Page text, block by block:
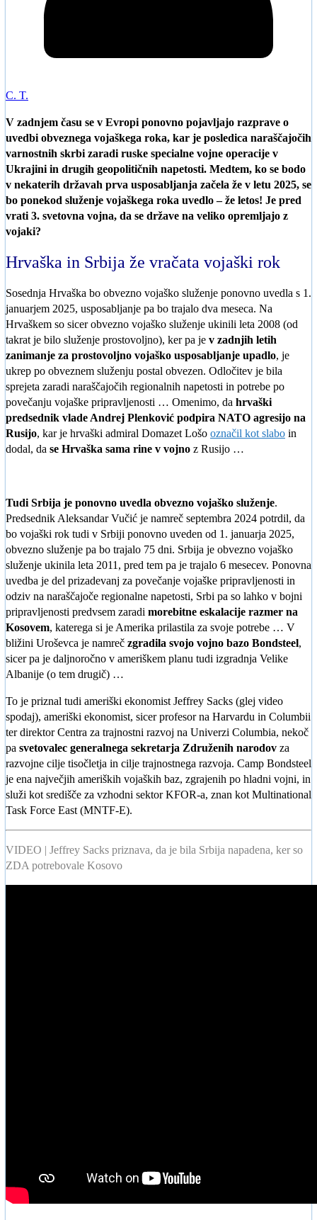
C. T.
V zadnjem času se v Evropi ponovno pojavljajo razprave o
uvedbi obveznega vojaškega roka, kar je posledica naraščajočih
varnostnih skrbi zaradi ruske specialne vojne operacije v
Ukrajini in drugih geopolitičnih napetosti. Medtem, ko se bodo
v nekaterih državah prva usposabljanja začela že v letu 2025, se
bo ponekod služenje vojaškega roka uvedlo – že letos! Je pred
vrati 3. svetovna vojna, da se države na veliko opremljajo z
vojaki?
Hrvaška in Srbija že vračata vojaški rok
Sosednja Hrvaška bo obvezno vojaško služenje ponovno uvedla s 1.
januarjem 2025, usposabljanje pa bo trajalo dva meseca. Na
Hrvaškem so sicer obvezno vojaško služenje ukinili leta 2008 (od
takrat je bilo služenje prostovoljno), ker pa je v zadnjih letih
zanimanje za prostovoljno vojaško usposabljanje upadlo, je
ukrep po obveznem služenju postal obvezen. Odločitev je bila
sprejeta zaradi naraščajočih regionalnih napetosti in potrebe po
povečanju vojaške pripravljenosti … Omenimo, da hrvaški
predsednik vlade Andrej Plenković podpira NATO agresijo na
Rusijo, kar je hrvaški admiral Domazet Lošo označil kot slabo in
dodal, da se Hrvaška sama rine v vojno z Rusijo …
Tudi Srbija je ponovno uvedla obvezno vojaško služenje.
Predsednik Aleksandar Vučić je namreč septembra 2024 potrdil, da
bo vojaški rok tudi v Srbiji ponovno uveden od 1. januarja 2025,
obvezno služenje pa bo trajalo 75 dni. Srbija je obvezno vojaško
služenje ukinila leta 2011, pred tem pa je trajalo 6 mesecev. Ponovna
uvedba je del prizadevanj za povečanje vojaške pripravljenosti in
odziv na naraščajoče regionalne napetosti, Srbi pa so lahko v bojni
pripravljenosti predvsem zaradi morebitne eskalacije razmer na
Kosovem, katerega si je Amerika prilastila za svoje potrebe … V
bližini Uroševca je namreč zgradila svojo vojno bazo Bondsteel,
sicer pa je daljnoročno v ameriškem planu tudi izgradnja Velike
Albanije (o tem drugič) …
To je priznal tudi ameriški ekonomist Jeffrey Sacks (glej video
spodaj), ameriški ekonomist, sicer profesor na Harvardu in Columbii
ter direktor Centra za trajnostni razvoj na Univerzi Columbia, nekoč
pa svetovalec generalnega sekretarja Združenih narodov za
razvojne cilje tisočletja in cilje trajnostnega razvoja. Camp Bondsteel
je ena največjih ameriških vojaških baz, zgrajenih po hladni vojni, in
služi kot središče za vzhodni sektor KFOR-a, znan kot Multinational
Task Force East (MNTF-E).
VIDEO | Jeffrey Sacks priznava, da je bila Srbija napadena, ker so
ZDA potrebovale Kosovo